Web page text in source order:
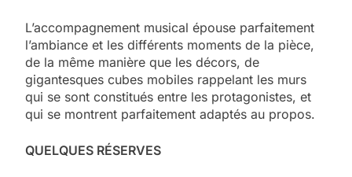
L’accompagnement musical épouse parfaitement
l’ambiance et les différents moments de la pièce,
de la même manière que les décors, de
gigantesques cubes mobiles rappelant les murs
qui se sont constitués entre les protagonistes, et
qui se montrent parfaitement adaptés au propos.
QUELQUES RÉSERVES